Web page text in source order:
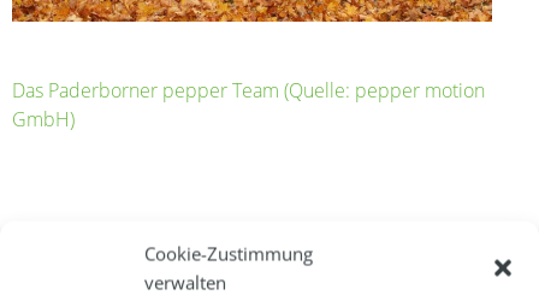
Cookie-Zustimmung
verwalten
Das Paderborner pepper Team (Quelle: pepper motion
GmbH)